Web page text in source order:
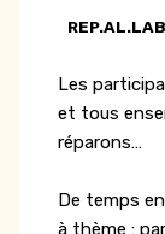
Les
et tous
réparons…
De temps
à thème :